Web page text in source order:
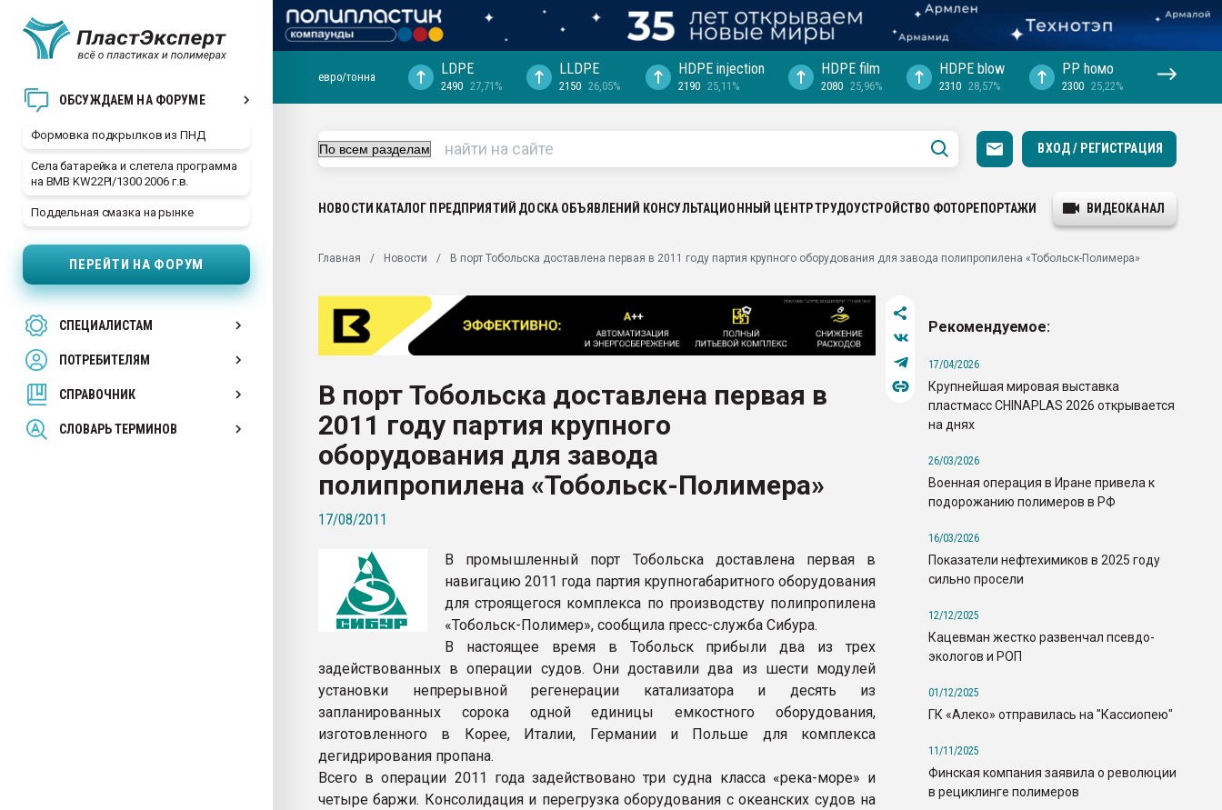
ОБСУЖДАЕМ НА ФОРУМЕ
Формовка подкрылков из ПНД
Села батарейка и слетела программа
на BMB KW22PI/1300 2006 г.в.
Поддельная смазка на рынке
ПЕРЕЙТИ НА ФОРУМ
СПЕЦИАЛИСТАМ
ПОТРЕБИТЕЛЯМ
СПРАВОЧНИК
СЛОВАРЬ ТЕРМИНОВ
29.07.2026 ФРП помог "Ижевскому
Вакуум-формовочные машины:
28.07.2026 Автоматизация выходит на
первый план в переработке
пластмасс
ситуацией на строительном рынке
Всё, что касается выдува ПЭТ
бутылок
ПЕРЕЙТИ НА ФОРУМ
евро/тонна LDPE
2490 27,71%
LLDPE
2150 26,05%
HDPE injection
2190 25,11%
HDPE film
2080 25,96%
HDPE blow
2310 28,57%
PP hомо
2300 25,22%
ВХОД / РЕГИСТРАЦИЯ
НОВОСТИ КАТАЛОГ ПРЕДПРИЯТИЙ ДОСКА ОБЪЯВЛЕНИЙ КОНСУЛЬТАЦИОННЫЙ ЦЕНТРТРУДОУСТРОЙСТВО ФОТОРЕПОРТАЖИ ВИДЕОКАНАЛ
Главная Новости В порт Тобольска доставлена первая в 2011 году партия крупного оборудования для завода полипропилена «Тобольск-Полимера»
В порт Тобольска доставлена первая в
2011 году партия крупного
оборудования для завода
полипропилена «Тобольск-Полимера»
17/08/2011
В промышленный порт Тобольска доставлена первая в
навигацию 2011 года партия крупногабаритного оборудования
для строящегося комплекса по производству полипропилена
«Тобольск-Полимер», сообщила пресс-служба Сибура.
В настоящее время в Тобольск прибыли два из трех
задействованных в операции судов. Они доставили два из шести модулей
установки непрерывной регенерации катализатора и десять из
запланированных сорока одной единицы емкостного оборудования,
изготовленного в Корее, Италии, Германии и Польше для комплекса
дегидрирования пропана.
Всего в операции 2011 года задействовано три судна класса «река-море» и
четыре баржи. Консолидация и перегрузка оборудования с океанских судов на
Рекомендуемое:
17/04/2026
Крупнейшая мировая выставка
пластмасс CHINAPLAS 2026 открывается
на днях
26/03/2026
Военная операция в Иране привела к
подорожанию полимеров в РФ
16/03/2026
Показатели нефтехимиков в 2025 году
сильно просели
12/12/2025
Кацевман жестко развенчал псевдо-
экологов и РОП
01/12/2025
ГК «Алеко» отправилась на "Кассиопею"
11/11/2025
Финская компания заявила о революции
в рециклинге полимеров